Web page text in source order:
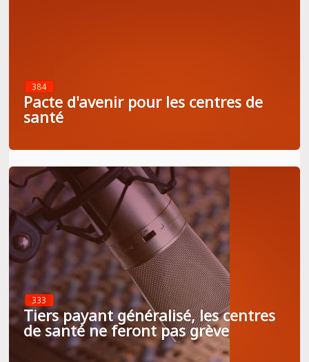
384
Pacte d'avenir pour les centres de
santé
333
Tiers payant généralisé, les centres
de santé ne feront pas grève